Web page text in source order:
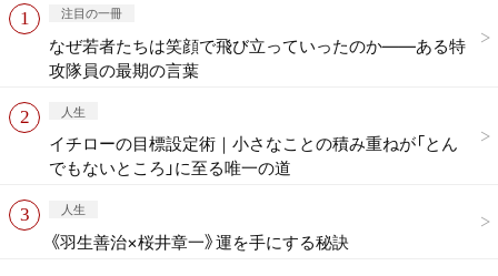
注目の一冊
なぜ若者たちは笑顔で飛び立っていったのか——ある特
攻隊員の最期の言葉
人生
イチローの目標設定術｜小さなことの積み重ねが「とん
でもないところ」に至る唯一の道
人生
《羽生善治×桜井章一》運を手にする秘訣